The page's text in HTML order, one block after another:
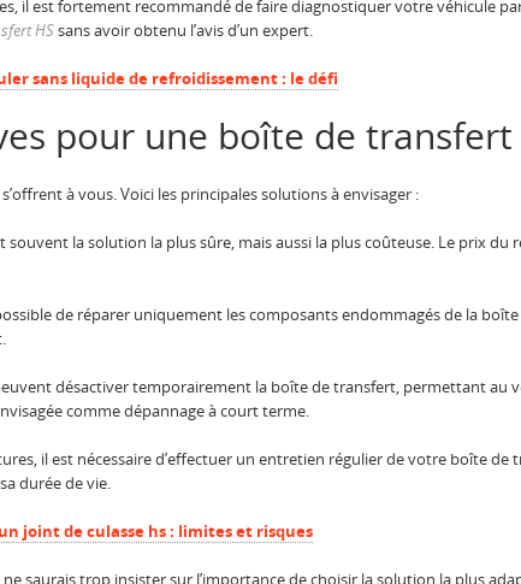
il est fortement recommandé de faire diagnostiquer votre véhicule
HSsans avoir obtenu l’avis d’un expert.
sans liquide de refroidissement : le défi
pour une boîte de
à vous. Voici les principales solutions à envisager :
souvent la solution la plus sûre, mais aussi la plus coûteuse. Le prix
de réparer uniquement les composants endommagés de la
désactiver temporairement la boîte de transfert, permettant au
comme dépannage à court terme.
il est nécessaire d’effectuer un entretien régulier de votre boîte de
durée de vie.
joint de culasse hs : limites et risques
saurais trop insister sur l’importance de choisir la solution la plus